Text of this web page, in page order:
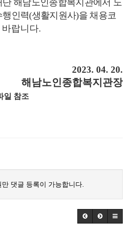
해남노인종합복지관에서 노
행인력(생활지원사)을 채용코
바랍니다.
2023. 04. 20.
해남노인종합복지관장
일 참조
댓글 등록이 가능합니다.